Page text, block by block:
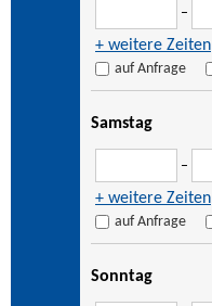
–
+ weitere Zeiten
auf Anfrage
Samstag
–
+ weitere Zeiten
auf Anfrage
Sonntag